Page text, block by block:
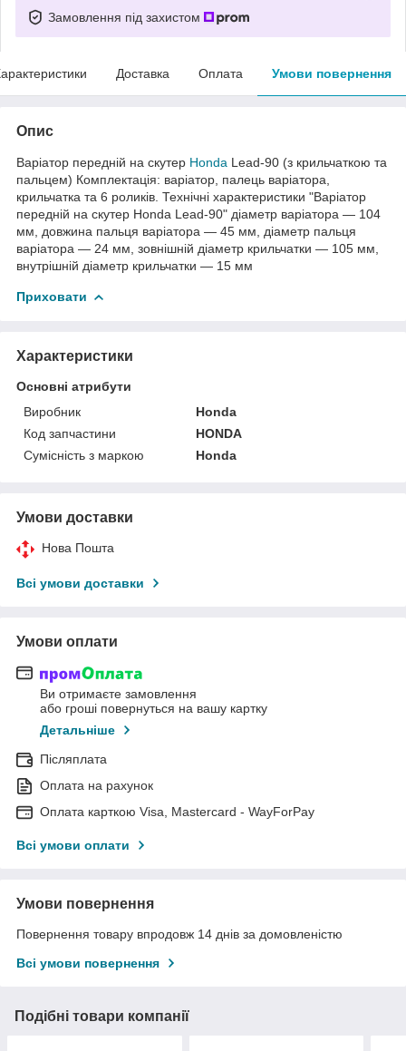
Замовлення під захистом
Доставка Оплата Умови повернення
Опис
Варіатор передній на скутер Honda Lead-90 (з крильчаткою та
пальцем) Комплектація: варіатор, палець варіатора,
крильчатка та 6 роликів. Технічні характеристики "Варіатор
передній на скутер Honda Lead-90" діаметр варіатора — 104
мм, довжина пальця варіатора — 45 мм, діаметр пальця
варіатора — 24 мм, зовнішній діаметр крильчатки — 105 мм,
внутрішній діаметр крильчатки — 15 мм
Приховати
Характеристики
Основні атрибути
Виробник
Honda
Код запчастини
HONDA
Сумісність з маркою
Honda
Умови доставки
Нова Пошта
Всі умови доставки
Умови оплати
Ви отримаєте замовлення
або гроші повернуться на вашу картку
Детальніше
Післяплата
Оплата на рахунок
Оплата карткою Visa, Mastercard - WayForPay
Всі умови оплати
Умови повернення
Повернення товару впродовж 14 днів за домовленістю
Всі умови повернення
Подібні товари компанії